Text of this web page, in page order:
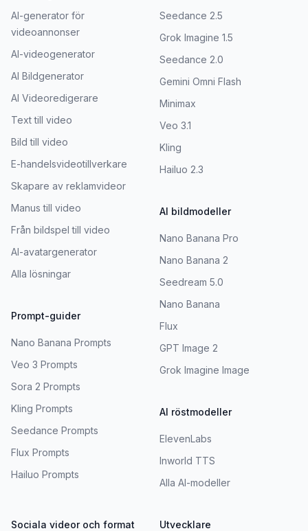
AI-generator för
videoannonser
AI-videogenerator
AI Bildgenerator
AI Videoredigerare
Text till video
Bild till video
E-handelsvideotillverkare
Skapare av reklamvideor
Manus till video
Från bildspel till video
AI-avatargenerator
Alla lösningar
Prompt-guider
Nano Banana Prompts
Veo 3 Prompts
Sora 2 Prompts
Kling Prompts
Seedance Prompts
Flux Prompts
Hailuo Prompts
Seedance 2.5
Grok Imagine 1.5
Seedance 2.0
Gemini Omni Flash
Minimax
Veo 3.1
Kling
Hailuo 2.3
AI bildmodeller
Nano Banana Pro
Nano Banana 2
Seedream 5.0
Nano Banana
Flux
GPT Image 2
Grok Imagine Image
AI röstmodeller
ElevenLabs
Inworld TTS
Alla AI-modeller
Sociala videor och format Utvecklare